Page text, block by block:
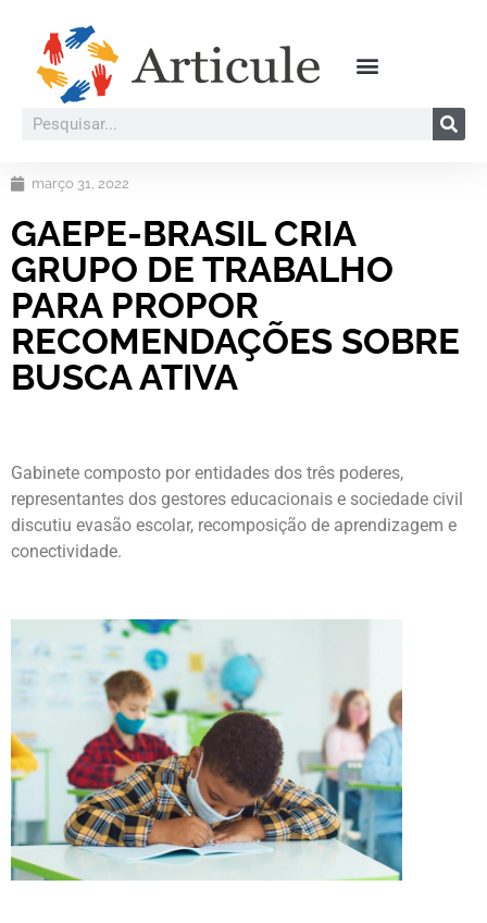
março 31, 2022
GAEPE-BRASIL CRIA
GRUPO DE TRABALHO
PARA PROPOR
RECOMENDAÇÕES SOBRE
BUSCA ATIVA
Gabinete composto por entidades dos três poderes,
representantes dos gestores educacionais e sociedade civil
discutiu evasão escolar, recomposição de aprendizagem e
conectividade.